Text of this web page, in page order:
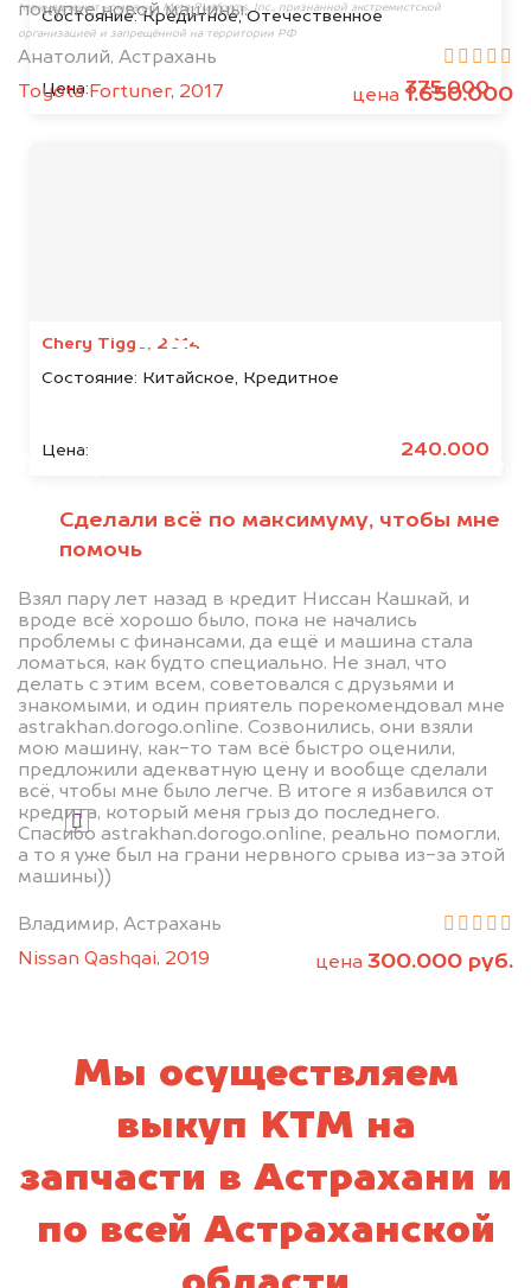
Состояние:Кредитное, Отечественное
Цена: 375.000
Chery Tiggo, 2014
Состояние: Китайское, Кредитное
Цена: 240.000
покупке новой машины.
Анатолий, Астрахань
Toyota Fortuner, 2017
цена 1.650.000
Сделали всё по максимуму, чтобы мне
помочь
Взял пару лет назад в кредит Ниссан Кашкай, и
вроде всё хорошо было, пока не начались
проблемы с финансами, да ещё и машина стала
ломаться, как будто специально. Не знал, что
делать с этим всем, советовался с друзьями и
знакомыми, и один приятель порекомендовал мне
astrakhan.dorogo.online. Созвонились, они взяли
мою машину, как-то там всё быстро оценили,
предложили адекватную цену и вообще сделали
всё, чтобы мне было легче. В итоге я избавился от
кредита, который меня грыз до последнего.
Спасибо astrakhan.dorogo.online, реально помогли,
а то я уже был на грани нервного срыва из-за этой
машины))
Владимир, Астрахань
Nissan Qashqai, 2019
цена 300.000 руб.
*принадлежит компании Meta Platforms, Inc., признанной экстремистской
организацией и запрещённой на территории РФ
БЕСПЛАТНО
Узнайте стоимость автомобиля
Мы купим ваше авто на 20.000 руб.
автоаукционах.
Узнать стоимость
Я даю согласие на обработку своих
персональных данных и соглашаюсь с
политикой конфиденциальности
Мы осуществляем
выкуп KTM на
запчасти в Астрахани и
по всей Астраханской